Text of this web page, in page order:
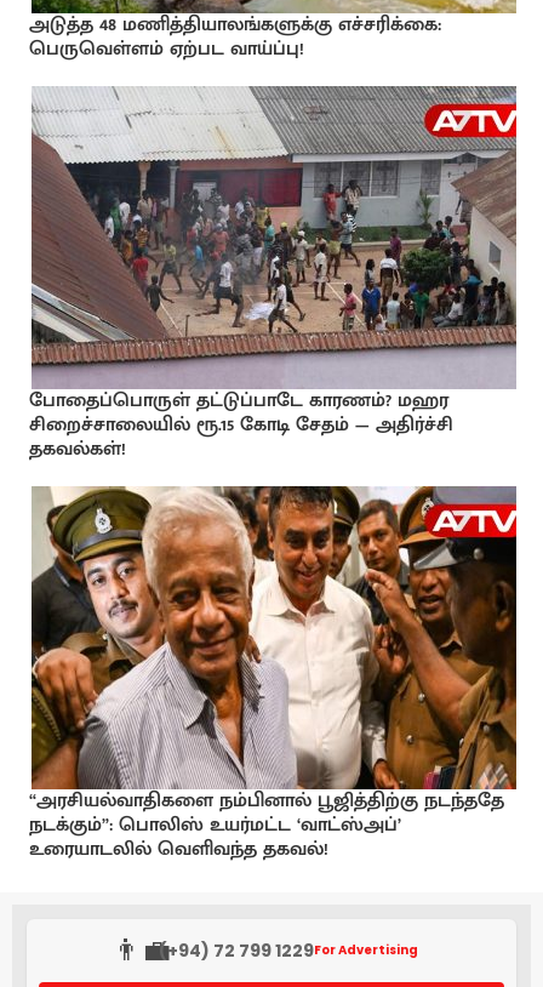
அடுத்த 48 மணித்தியாலங்களுக்கு எச்சரிக்கை:
பெருவெள்ளம் ஏற்பட வாய்ப்பு!
போதைப்பொருள் தட்டுப்பாடே காரணம்? மஹர
சிறைச்சாலையில் ரூ.15 கோடி சேதம் — அதிர்ச்சி
தகவல்கள்!
“அரசியல்வாதிகளை நம்பினால் பூஜித்திற்கு நடந்ததே
நடக்கும்”: பொலிஸ் உயர்மட்ட ‘வாட்ஸ்அப்’
உரையாடலில் வெளிவந்த தகவல்!
👨‍💼(+94) 72 799 1229For Advertising